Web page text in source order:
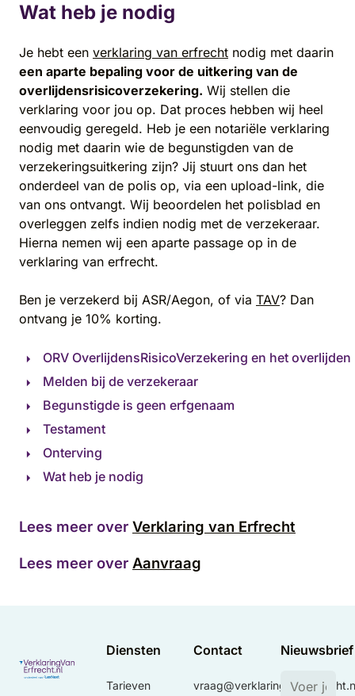
Wat heb je nodig
Je hebt een verklaring van erfrecht nodig met daarin
een aparte bepaling voor de uitkering van de
overlijdensrisicoverzekering. Wij stellen die
verklaring voor jou op. Dat proces hebben wij heel
eenvoudig geregeld. Heb je een notariële verklaring
nodig met daarin wie de begunstigden van de
verzekeringsuitkering zijn? Jij stuurt ons dan het
onderdeel van de polis op, via een upload-link, die
van ons ontvangt. Wij beoordelen het polisblad en
overleggen zelfs indien nodig met de verzekeraar.
Hierna nemen wij een aparte passage op in de
verklaring van erfrecht.
Ben je verzekerd bij ASR/Aegon, of via TAV? Dan
ontvang je 10% korting.
ORV OverlijdensRisicoVerzekering en het overlijden
Melden bij de verzekeraar
Begunstigde is geen erfgenaam
Testament
Onterving
Wat heb je nodig
Lees meer over Verklaring van Erfrecht
Lees meer over Aanvraag
Diensten
Tarieven
Contact Nieuwsbrief